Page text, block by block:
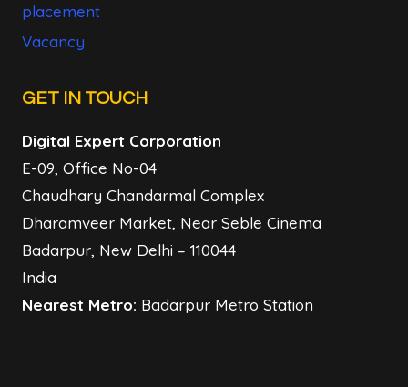
placement
Vacancy
GET IN TOUCH
Digital Expert Corporation
E-09, Office No-04
Chaudhary Chandarmal Complex
Dharamveer Market, Near Seble Cinema
Badarpur, New Delhi – 110044
India
Nearest Metro: Badarpur Metro Station